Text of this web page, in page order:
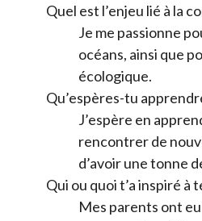
Quel est l’enjeu lié à la
Je me passionne
océans, ainsi que
écologique.
Qu’espères-tu
J’espère en
rencontrer de
d’avoir une tonne
Qui ou quoi t’a inspiré à
Mes parents ont